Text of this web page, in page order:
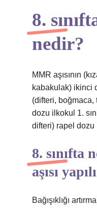
8.
nedir?
MMR aşısının
kabakulak) ikinci
(difteri, boğmaca,
dozu ilkokul 1.
difteri) rapel dozu
8. sınıfta
aşısı
Bağışıklığı